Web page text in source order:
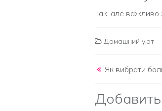
Так, але важливо
Домашний уют
Post
Як вибрати